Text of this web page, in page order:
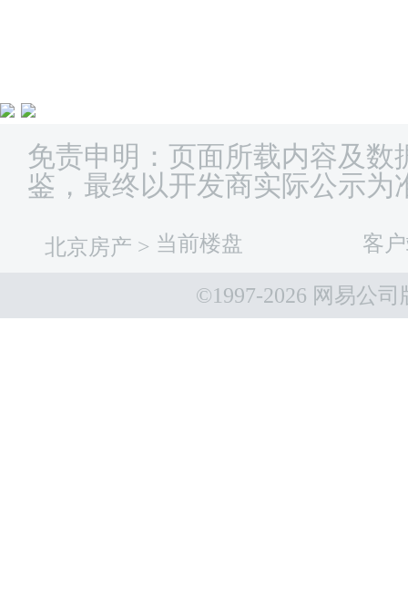
免责申明：页面所载内容及数
鉴，最终以开发商实际公示为
北京房产 > 当前楼盘 客
©1997-2026 网易公